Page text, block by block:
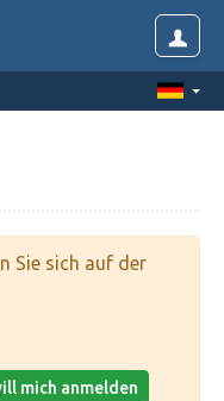
Sie sich auf der
mich anmelden